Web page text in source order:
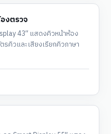
งตรวจ
43″ แสดงคิวหน้าห้อง
คิวและเสียงเรียกคิวภาษา